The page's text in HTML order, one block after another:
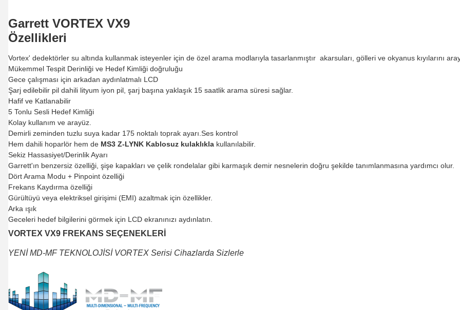
Garrett VORTEX VX9
Özellikleri
Vortex' dedektörler su altında kullanmak isteyenler için de özel arama modlarıyla tasarlanmıştır akarsuları, gölleri ve okyanus kıyılarını
Mükemmel Tespit Derinliği ve Hedef Kimliği doğruluğu
Gece çalışması için arkadan aydınlatmalı LCD
Şarj edilebilir pil dahili lityum iyon pil, şarj başına yaklaşık 15 saatlik arama süresi sağlar.
Hafif ve Katlanabilir
5 Tonlu Sesli Hedef Kimliği
Kolay kullanım ve arayüz.
Demirli zeminden tuzlu suya kadar 175 noktalı toprak ayarı.Ses kontrol
Hem dahili hoparlör hem de MS3 Z-LYNK Kablosuz kulaklıkla kullanılabilir.
Sekiz Hassasiyet/Derinlik Ayarı
Garrett'ın benzersiz özelliği, şişe kapakları ve çelik rondelalar gibi karmaşık demir nesnelerin doğru şekilde tanımlanmasına yardımcı olur.
Dört Arama Modu + Pinpoint özelliği
Frekans Kaydırma özelliği
Gürültüyü veya elektriksel girişimi (EMI) azaltmak için özellikler.
Arka ışık
Geceleri hedef bilgilerini görmek için LCD ekranınızı aydınlatın.
VORTEX VX9 FREKANS SEÇENEKLERİ
YENİ MD-MF TEKNOLOJİSİ VORTEX Serisi Cihazlarda Sizlerle